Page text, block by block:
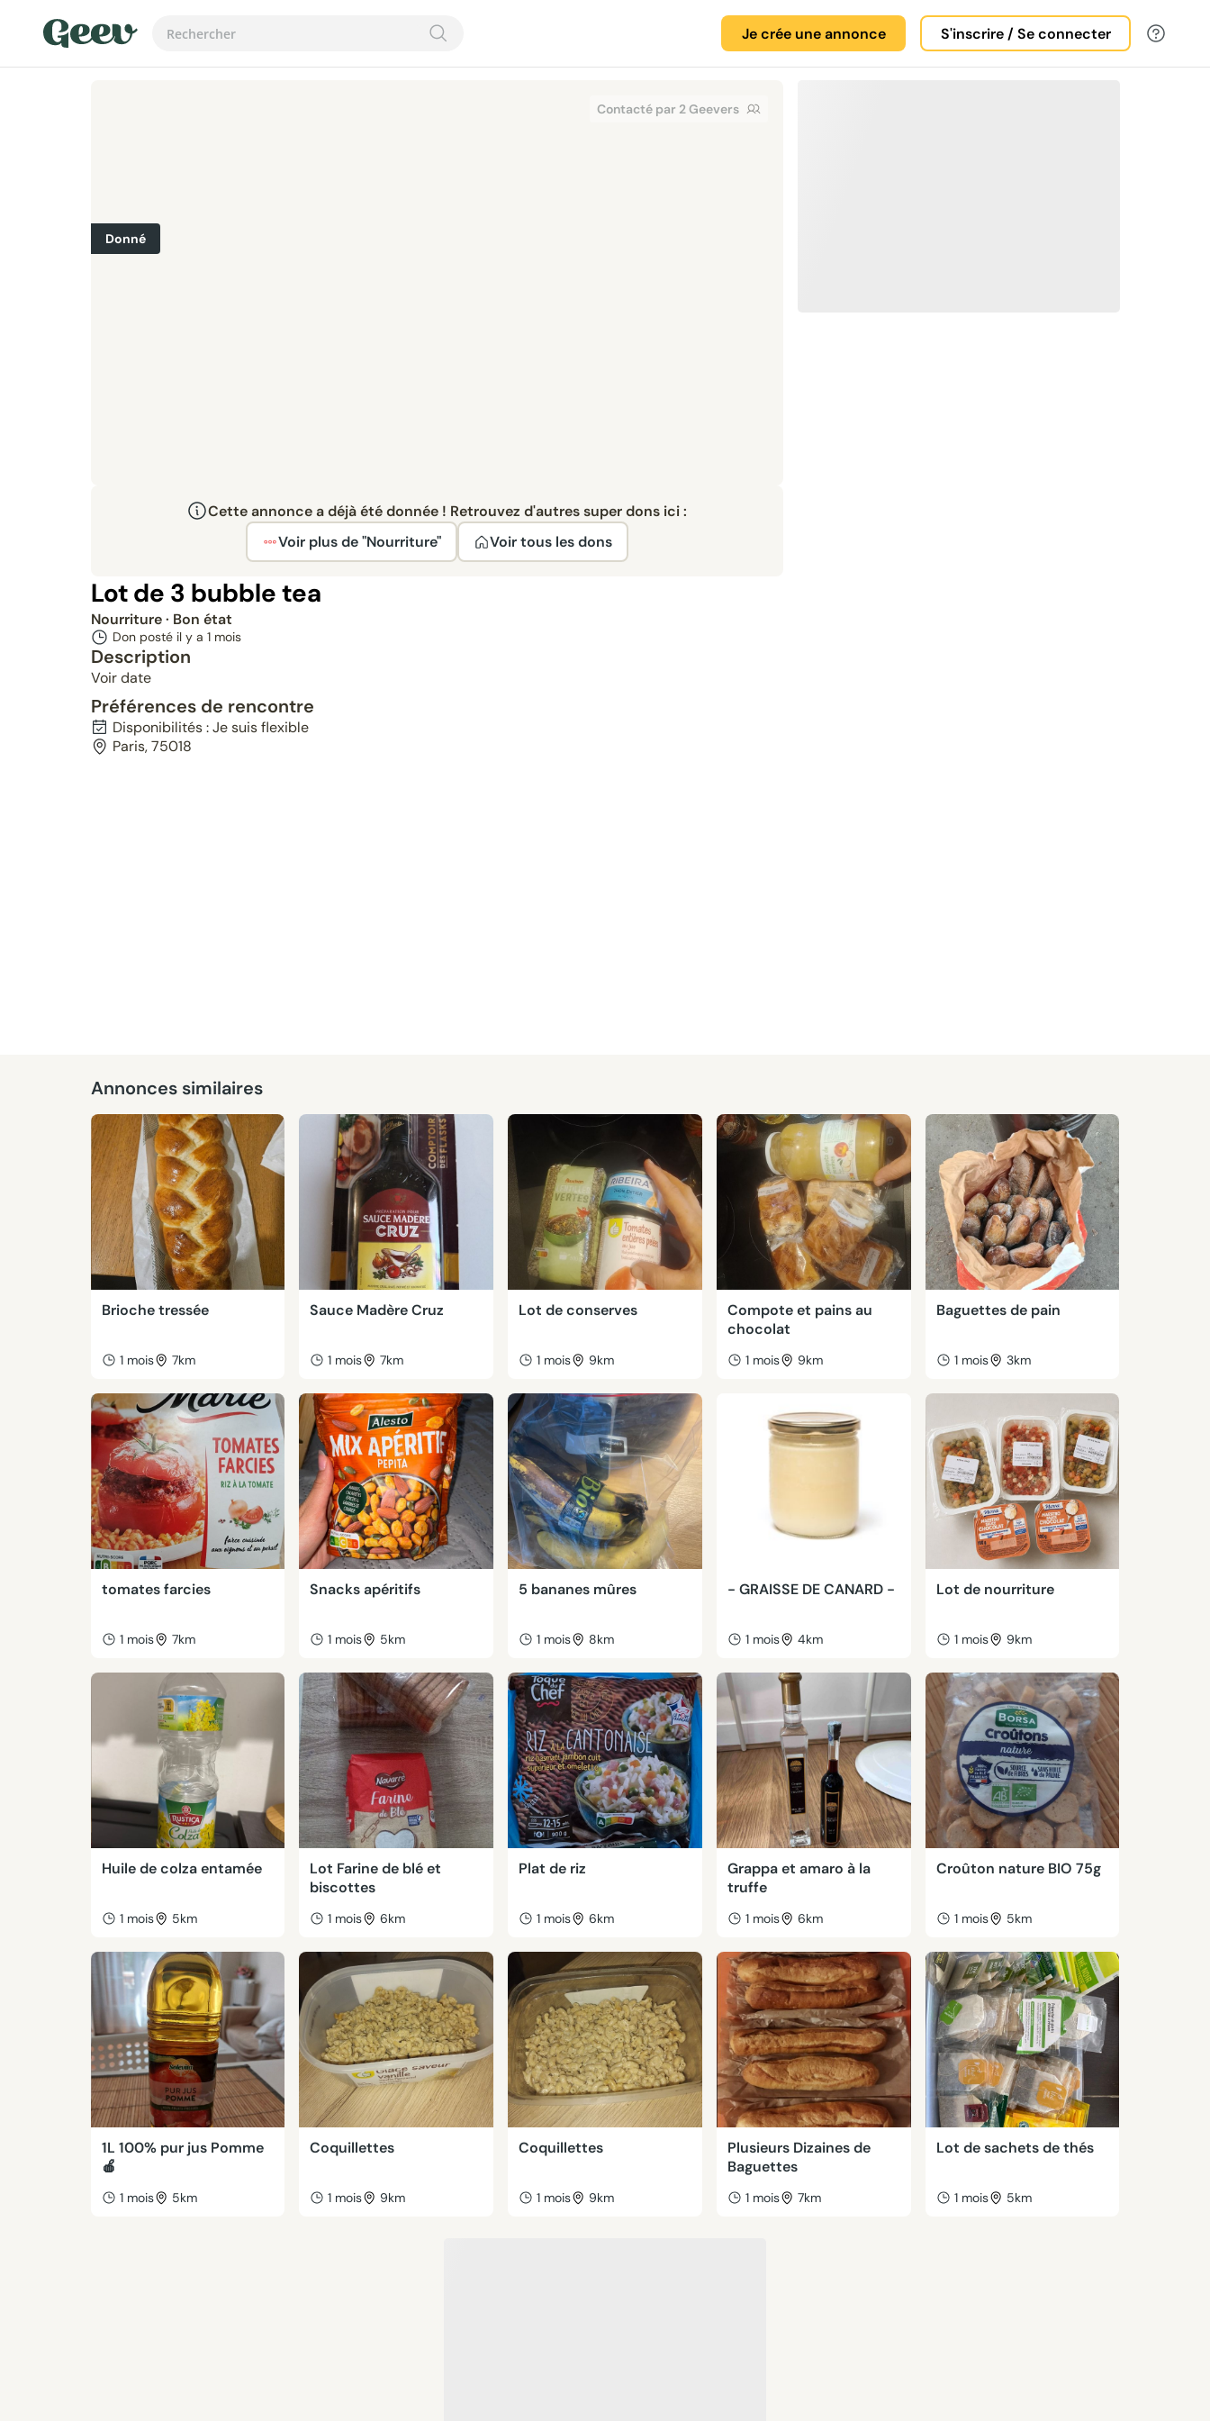
Je crée une annonce S'inscrire / Se connecter
Contacté par 2 Geevers
Donné
Cette annonce a déjà été donnée ! Retrouvez d'autres super dons ici :
Voir plus de "Nourriture"
Voir tous les dons
Lot de 3 bubble tea
Nourriture· Bon état
Don posté il y a 1 mois
Description
Voir date
Préférences de rencontre
Disponibilités : Je suis flexible
Paris, 75018
Annonces similaires
Brioche tressée
1 mois 7km
Sauce Madère Cruz
1 mois 7km
Lot de conserves
1 mois 9km
Compote et pains au
chocolat
1 mois 9km
Baguettes de pain
1 mois 3km
tomates farcies
1 mois 7km
Snacks apéritifs
1 mois 5km
5 bananes mûres
1 mois 8km
- GRAISSE DE CANARD -
1 mois 4km
Lot de nourriture
1 mois 9km
Huile de colza entamée
1 mois 5km
Lot Farine de blé et
biscottes
1 mois 6km
Plat de riz
1 mois 6km
Grappa et amaro à la
truffe
1 mois 6km
Croûton nature BIO 75g
1 mois 5km
1L 100% pur jus Pomme
🍎
1 mois 5km
Coquillettes
1 mois 9km
Coquillettes
1 mois 9km
Plusieurs Dizaines de
Baguettes
1 mois 7km
Lot de sachets de thés
1 mois 5km